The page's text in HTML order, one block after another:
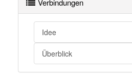
Skizze
Skizze
Skizze
Verbindungen
Idee
Überblick